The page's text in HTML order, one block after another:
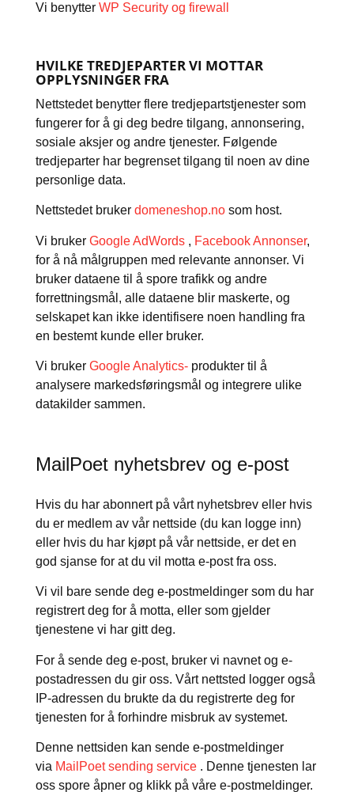
Vi benytter WP Security og firewall
HVILKE TREDJEPARTER VI MOTTAR
OPPLYSNINGER FRA
Nettstedet benytter flere tredjepartstjenester som
fungerer for å gi deg bedre tilgang, annonsering,
sosiale aksjer og andre tjenester. Følgende
tredjeparter har begrenset tilgang til noen av dine
personlige data.
Nettstedet bruker domeneshop.nosom host.
Vi bruker Google AdWords, Facebook Annonser,
for å nå målgruppen med relevante annonser. Vi
bruker dataene til å spore trafikk og andre
forrettningsmål, alle dataene blir maskerte, og
selskapet kan ikke identifisere noen handling fra
en bestemt kunde eller bruker.
Vi bruker Google Analytics-produkter til å
analysere markedsføringsmål og integrere ulike
datakilder sammen.
MailPoet nyhetsbrev og e-post
Hvis du har abonnert på vårt nyhetsbrev eller hvis
du er medlem av vår nettside (du kan logge inn)
eller hvis du har kjøpt på vår nettside, er det en
god sjanse for at du vil motta e-post fra oss.
Vi vil bare sende deg e-postmeldinger som du har
registrert deg for å motta, eller som gjelder
tjenestene vi har gitt deg.
For å sende deg e-post, bruker vi navnet og e-
postadressen du gir oss. Vårt nettsted logger også
IP-adressen du brukte da du registrerte deg for
tjenesten for å forhindre misbruk av systemet.
Denne nettsiden kan sende e-postmeldinger
via MailPoet sending service . Denne tjenesten lar
oss spore åpner og klikk på våre e-postmeldinger.